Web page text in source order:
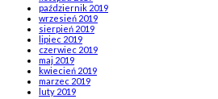
październik 2019
wrzesień 2019
sierpień 2019
lipiec 2019
czerwiec 2019
maj 2019
kwiecień 2019
marzec 2019
luty 2019